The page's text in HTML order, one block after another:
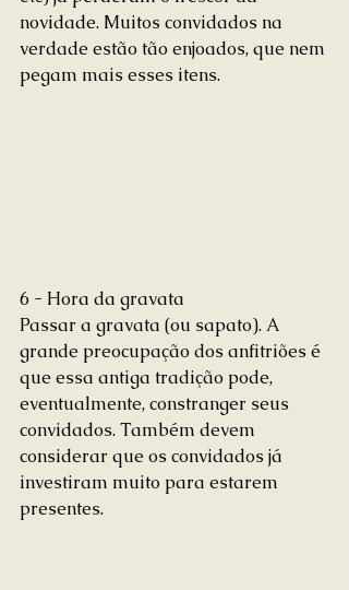
novidade. Muitos convidados na
verdade estão tão enjoados, que nem
pegam mais esses itens.
6 - Hora da gravata
Passar a gravata (ou sapato). A
grande preocupação dos anfitriões é
que essa antiga tradição pode,
eventualmente, constranger seus
convidados. Também devem
considerar que os convidados já
investiram muito para estarem
presentes.